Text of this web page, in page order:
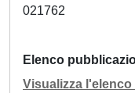
021762
Elenco
Visualizza l'elenco